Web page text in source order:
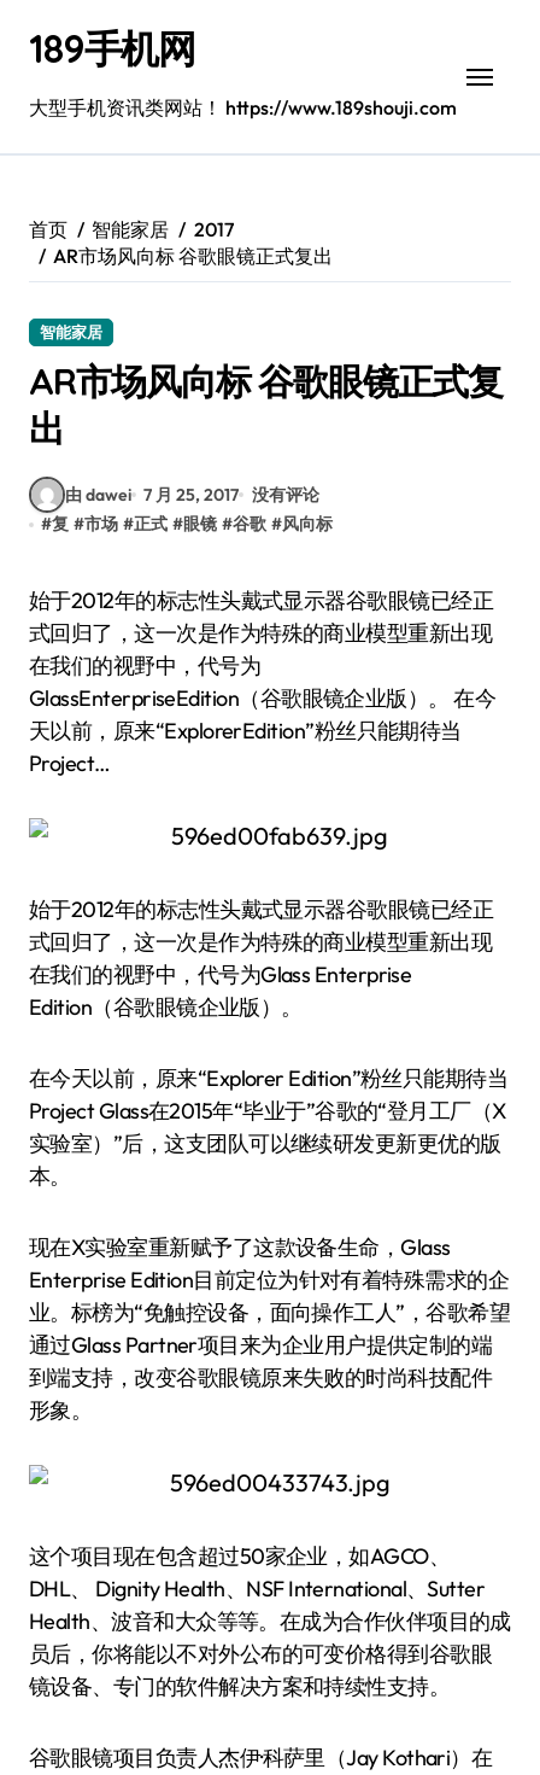
189手机网
大型手机资讯类网站！ https://www.189shouji.com
首页 智能家居
2017
AR市场风向标 谷歌眼镜正式复出
智能家居
AR市场风向标 谷歌眼镜正式复
出
由 dawei 7 月 25, 2017 没有评论
#复 #市场 #正式 #眼镜 #谷歌 #风向标
始于2012年的标志性头戴式显示器谷歌眼镜已经正
式回归了，这一次是作为特殊的商业模型重新出现
在我们的视野中，代号为
GlassEnterpriseEdition（谷歌眼镜企业版）。 在今
天以前，原来“ExplorerEdition”粉丝只能期待当
Project…
始于2012年的标志性头戴式显示器谷歌眼镜已经正
式回归了，这一次是作为特殊的商业模型重新出现
在我们的视野中，代号为Glass Enterprise
Edition（谷歌眼镜企业版）。
在今天以前，原来“Explorer Edition”粉丝只能期待当
Project Glass在2015年“毕业于”谷歌的“登月工厂（X
实验室）”后，这支团队可以继续研发更新更优的版
本。
现在X实验室重新赋予了这款设备生命，Glass
Enterprise Edition目前定位为针对有着特殊需求的企
业。标榜为“免触控设备，面向操作工人”，谷歌希望
通过Glass Partner项目来为企业用户提供定制的端
到端支持，改变谷歌眼镜原来失败的时尚科技配件
形象。
这个项目现在包含超过50家企业，如AGCO、
DHL、 Dignity Health、NSF International、Sutter
Health、波音和大众等等。在成为合作伙伴项目的成
员后，你将能以不对外公布的可变价格得到谷歌眼
镜设备、专门的软件解决方案和持续性支持。
谷歌眼镜项目负责人杰伊·科萨里（Jay Kothari）在